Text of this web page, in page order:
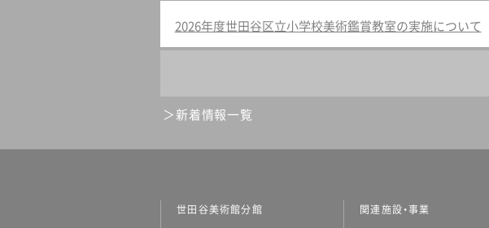
2026年度世田谷区立小学校美術鑑賞教室の実施について
新着情報一覧
世田谷美術館分館 関連施設・事業